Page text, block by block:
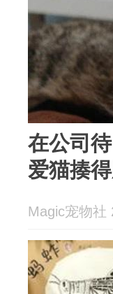
在公司
爱猫揍
Magic宠物社